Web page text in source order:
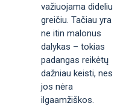
važiuojama dideliu
greičiu. Tačiau yra
ne itin malonus
dalykas – tokias
padangas reikėtų
dažniau keisti, nes
jos nėra
ilgaamžiškos.